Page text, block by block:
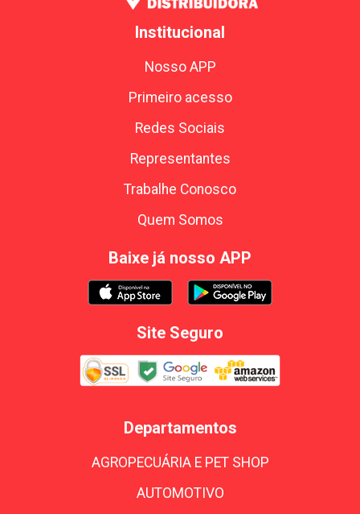
Institucional
Nosso APP
Primeiro acesso
Redes Sociais
Representantes
Trabalhe Conosco
Quem Somos
Baixe já nosso APP
Site Seguro
Departamentos
AGROPECUÁRIA E PET SHOP
AUTOMOTIVO